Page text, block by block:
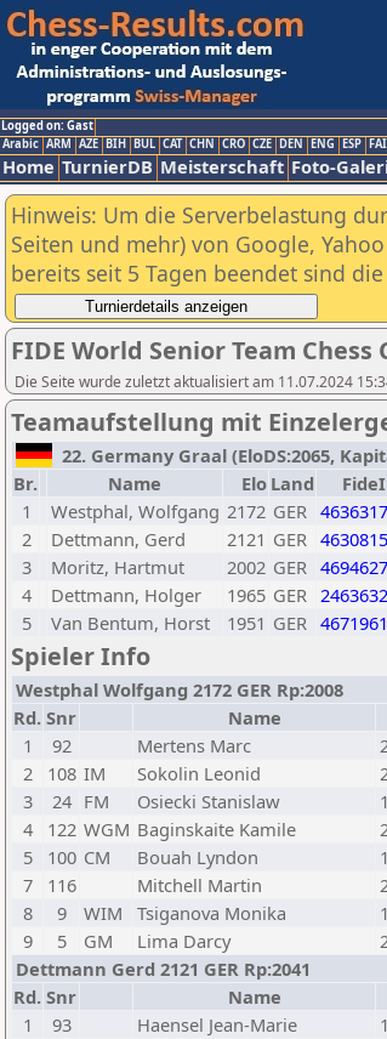
Logged on: Gast
Arabic ARM AZE BIH BUL CAT CHN CRO CZE DEN ENG ESP FAI
Home TurnierDB Meisterschaft Foto-
Hinweis: Um die Serverbelastung
Seiten und mehr) von Google,
bereits seit 5 Tagen beendet sind
FIDE World Senior Team
Die Seite wurde zuletzt aktualisiert am 11.07.2024
Teamaufstellung mit
22. Germany Graal (EloDS:2065,
Br.
Name Elo Land
1
Westphal, Wolfgang 2172 GER 4636317
2
Dettmann, Gerd 2121 GER 4630815
3
Moritz, Hartmut 2002 GER 4694627
4
Dettmann, Holger 1965 GER
5
Van Bentum, Horst 1951 GER 4671961
Spieler Info
Westphal Wolfgang 2172 GER Rp:2008
Rd. Snr Name
1
92 Mertens Marc
2
108 IM Sokolin Leonid
3
24 FM Osiecki Stanislaw
4
122 WGM Baginskaite Kamile
5
100 CM Bouah Lyndon
7
116 Mitchell Martin
8
9 WIM Tsiganova Monika
9
5 GM Lima Darcy
Dettmann Gerd 2121 GER Rp:2041
Rd. Snr Name
1
93 Haensel Jean-Marie